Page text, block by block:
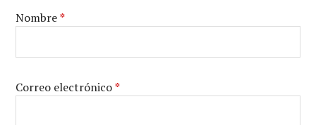
Nombre*
Correo electrónico*